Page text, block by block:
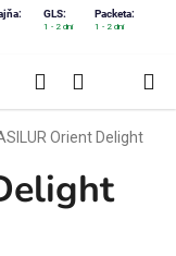
GLS: Packeta:
1 - 2 dni 1 - 2 dni
Hľadať
KOŠÍK
Orient Delight